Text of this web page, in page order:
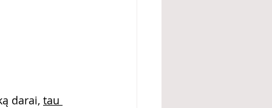
darai, tau